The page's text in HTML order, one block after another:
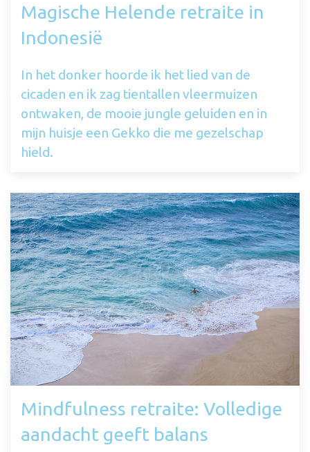
Magische Helende retraite in
Indonesië
In het donker hoorde ik het lied van de
cicaden en ik zag tientallen vleermuizen
ontwaken, de mooie jungle geluiden en in
mijn huisje een Gekko die me gezelschap
hield.
Mindfulness retraite: Volledige
aandacht geeft balans